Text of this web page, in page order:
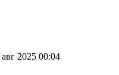
авг 2025 00:04